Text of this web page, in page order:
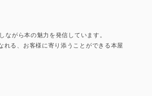
がら本の魅力を発信しています。
る、お客様に寄り添うことができる本屋